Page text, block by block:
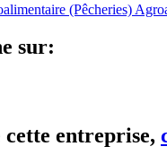
(Pêcheries)
sur:
entreprise,